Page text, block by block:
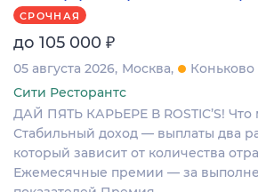
СРОЧНАЯ
до 105 000 ₽
05 августа 2026 Москва
Коньково
Сити Ресторантс
ДАЙ ПЯТЬ КАРЬЕРЕ В ROSTIC’S! Что
Стабильный доход — выплаты два
который зависит от количества
Ежемесячные премии — за